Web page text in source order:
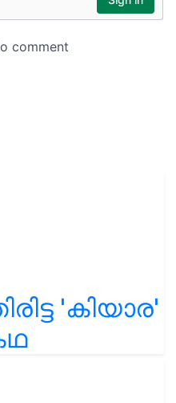
'കിയാര'